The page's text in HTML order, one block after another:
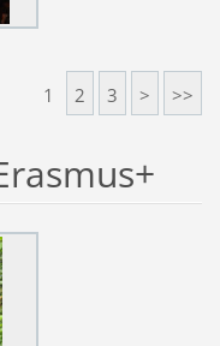
1 2 3 > >>